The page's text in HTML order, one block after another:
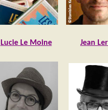
Lucie Le Moine Jean